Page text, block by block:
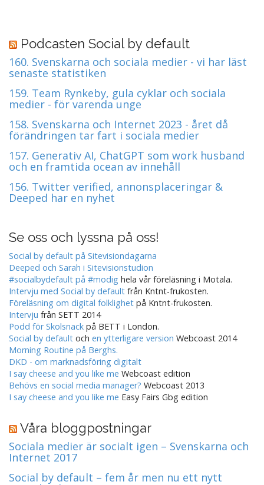
s
t
n
v
g
t
i
o
n
Podcasten Social by default
160. Svenskarna och sociala medier - vi har läst
senaste statistiken
159. Team Rynkeby, gula cyklar och sociala
medier - för varenda unge
158. Svenskarna och Internet 2023 - året då
förändringen tar fart i sociala medier
157. Generativ AI, ChatGPT som work husband
och en framtida ocean av innehåll
156. Twitter verified, annonsplaceringar &
Deeped har en nyhet
Se oss och lyssna på oss!
Social by default på Sitevisiondagarna
Deeped och Sarah i Sitevisionstudion
#socialbydefault på #modig hela vår föreläsning i Motala.
Intervju med Social by default från Kntnt-frukosten.
Föreläsning om digital folklighet på Kntnt-frukosten.
Intervju från SETT 2014
Podd för Skolsnack på BETT i London.
Social by default och en ytterligare version Webcoast 2014
Morning Routine på Berghs.
DKD - om marknadsföring digitalt
I say cheese and you like me Webcoast edition
Behövs en social media manager? Webcoast 2013
I say cheese and you like me Easy Fairs Gbg edition
Våra bloggpostningar
Sociala medier är socialt igen – Svenskarna och
Internet 2017
Social by default – fem år men nu ett nytt